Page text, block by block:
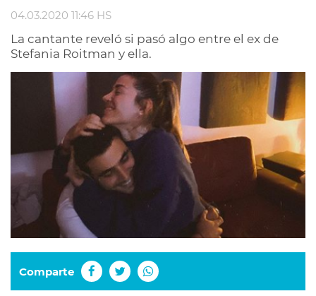
04.03.2020 11:46 HS
La cantante reveló si pasó algo entre el ex de
Stefania Roitman y ella.
Comparte